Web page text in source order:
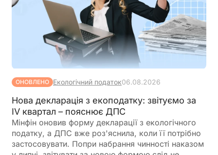
ОНОВЛЕНО Екологічний податок06.08.2026
Нова декларація з екоподатку: звітуємо за
IV квартал – пояснює ДПС
Мінфін оновив форму декларації з екологічного
податку, а ДПС вже роз'яснила, коли її потрібно
застосовувати. Попри набрання чинності наказом